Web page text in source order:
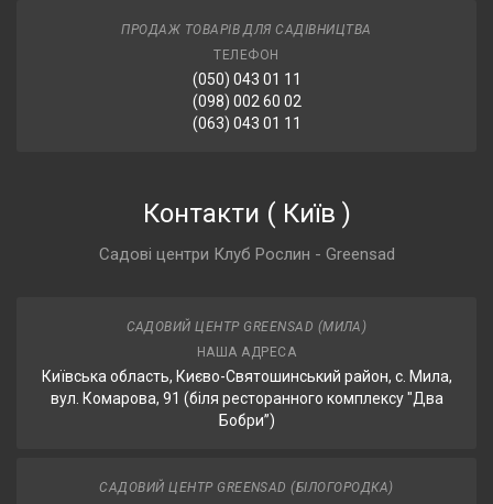
ПРОДАЖ ТОВАРІВ ДЛЯ САДІВНИЦТВА
ТЕЛЕФОН
(050) 043 01 11
(098) 002 60 02
(063) 043 01 11
Контакти ( Київ )
Садові центри Клуб Рослин - Greensad
САДОВИЙ ЦЕНТР GREENSAD (МИЛА)
НАША АДРЕСА
Київська область, Києво-Святошинський район, с. Мила,
вул. Комарова, 91 (біля ресторанного комплексу "Два
Бобри”)
САДОВИЙ ЦЕНТР GREENSAD (БІЛОГОРОДКА)